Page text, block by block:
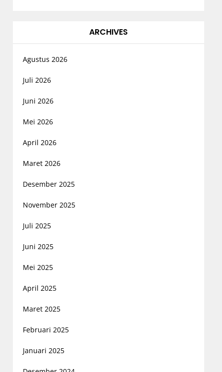
ARCHIVES
Agustus 2026
Juli 2026
Juni 2026
Mei 2026
April 2026
Maret 2026
Desember 2025
November 2025
Juli 2025
Juni 2025
Mei 2025
April 2025
Maret 2025
Februari 2025
Januari 2025